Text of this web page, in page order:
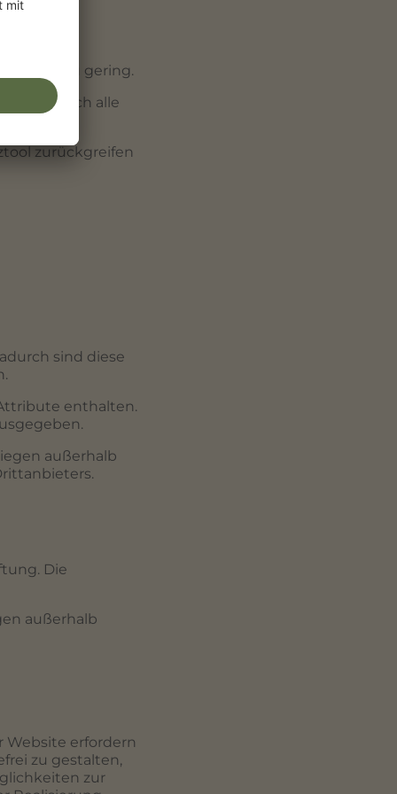
zu gering.
möglich alle
zurückgreifen
sind diese
enthalten.
außerhalb
Die
außerhalb
erfordern
zu gestalten,
zur